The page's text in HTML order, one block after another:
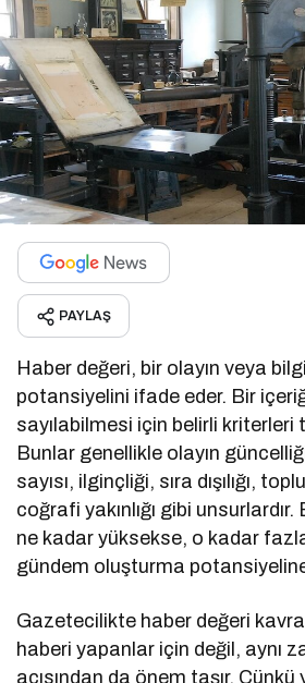
PAYLAŞ
Haber değeri, bir olayın veya
potansiyelini ifade eder. Bir
sayılabilmesi için belirli kriterleri
Bunlar genellikle olayın
sayısı, ilginçliği, sıra dışılığı,
coğrafi yakınlığı gibi
ne kadar yüksekse, o kadar
gündem oluşturma
Gazetecilikte haber değeri
haberi yapanlar için değil, aynı
açısından da önem taşır.